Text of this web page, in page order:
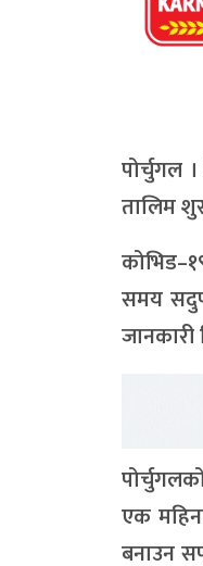
पोर्चुगल
तालिम
समय
एक
बनाउन